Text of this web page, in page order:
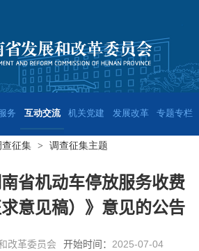
务 互动交流 机关党建 发展改革 专题专栏
查征集 > 调查征集主题